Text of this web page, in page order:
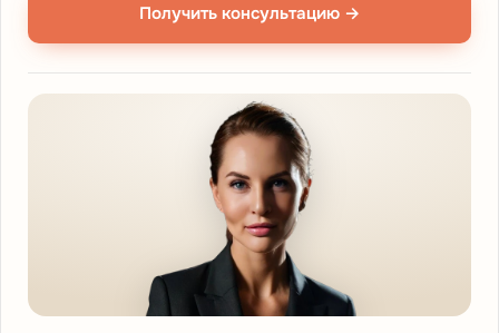
Получить консультацию →